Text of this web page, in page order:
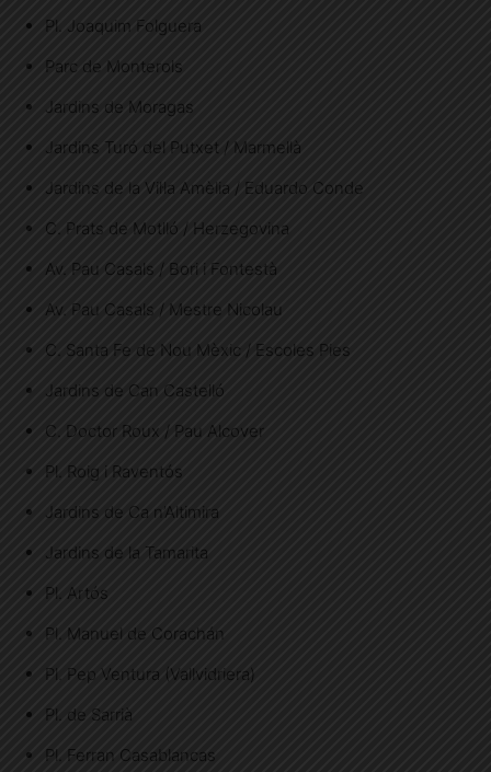
Pl. Joaquim Folguera
Parc de Monterols
Jardins de Moragas
Jardins Turó del Putxet / Marmellà
Jardins de la Vil·la Amèlia / Eduardo Conde
C. Prats de Motlló / Herzegovina
Av. Pau Casals / Bori i Fontestà
Av. Pau Casals / Mestre Nicolau
C. Santa Fe de Nou Mèxic / Escoles Pies
Jardins de Can Castelló
C. Doctor Roux / Pau Alcover
Pl. Roig i Raventós
Jardins de Ca n’Altimira
Jardins de la Tamarita
Pl. Artós
Pl. Manuel de Corachán
Pl. Pep Ventura (Vallvidriera)
Pl. de Sarrià
Pl. Ferran Casablancas